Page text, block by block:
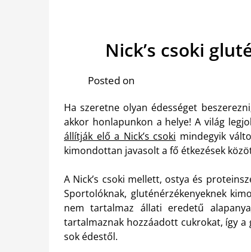
Nick’s csoki
Posted on
Ha szeretne olyan édességet
akkor honlapunkon a helye! A világ
állítják elő a Nick’s csoki mindegyik
kimondottan javasolt a fő étkezések
A Nick’s csoki mellett, ostya és
Sportolóknak, gluténérzékenyeknek
nem tartalmaz állati eredetű
tartalmaznak hozzáadott cukrokat, így a
sok édestől.